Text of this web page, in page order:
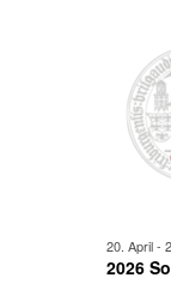
2026
20. April-